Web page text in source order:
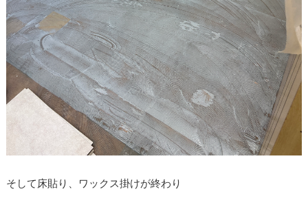
そして床貼り、ワックス掛けが終わり